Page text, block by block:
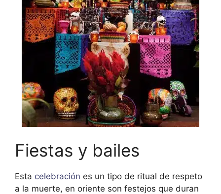
Fiestas y bailes
Esta celebración es un tipo de ritual de respeto
a la muerte, en oriente son festejos que duran